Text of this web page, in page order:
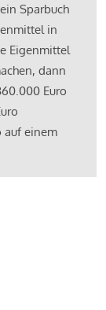
Sparbuch
in
Eigenmittel
dann
Euro
auf einem